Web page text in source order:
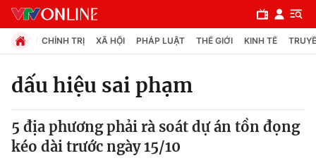
Chuyên mục
Chính trị
CHÍNH TRỊ XÃ HỘI PHÁP LUẬT THẾ GIỚI KINH TẾ
dấu hiệu sai phạm
5 địa phương phải rà soát dự án tồn đọng
kéo dài trước ngày 15/10